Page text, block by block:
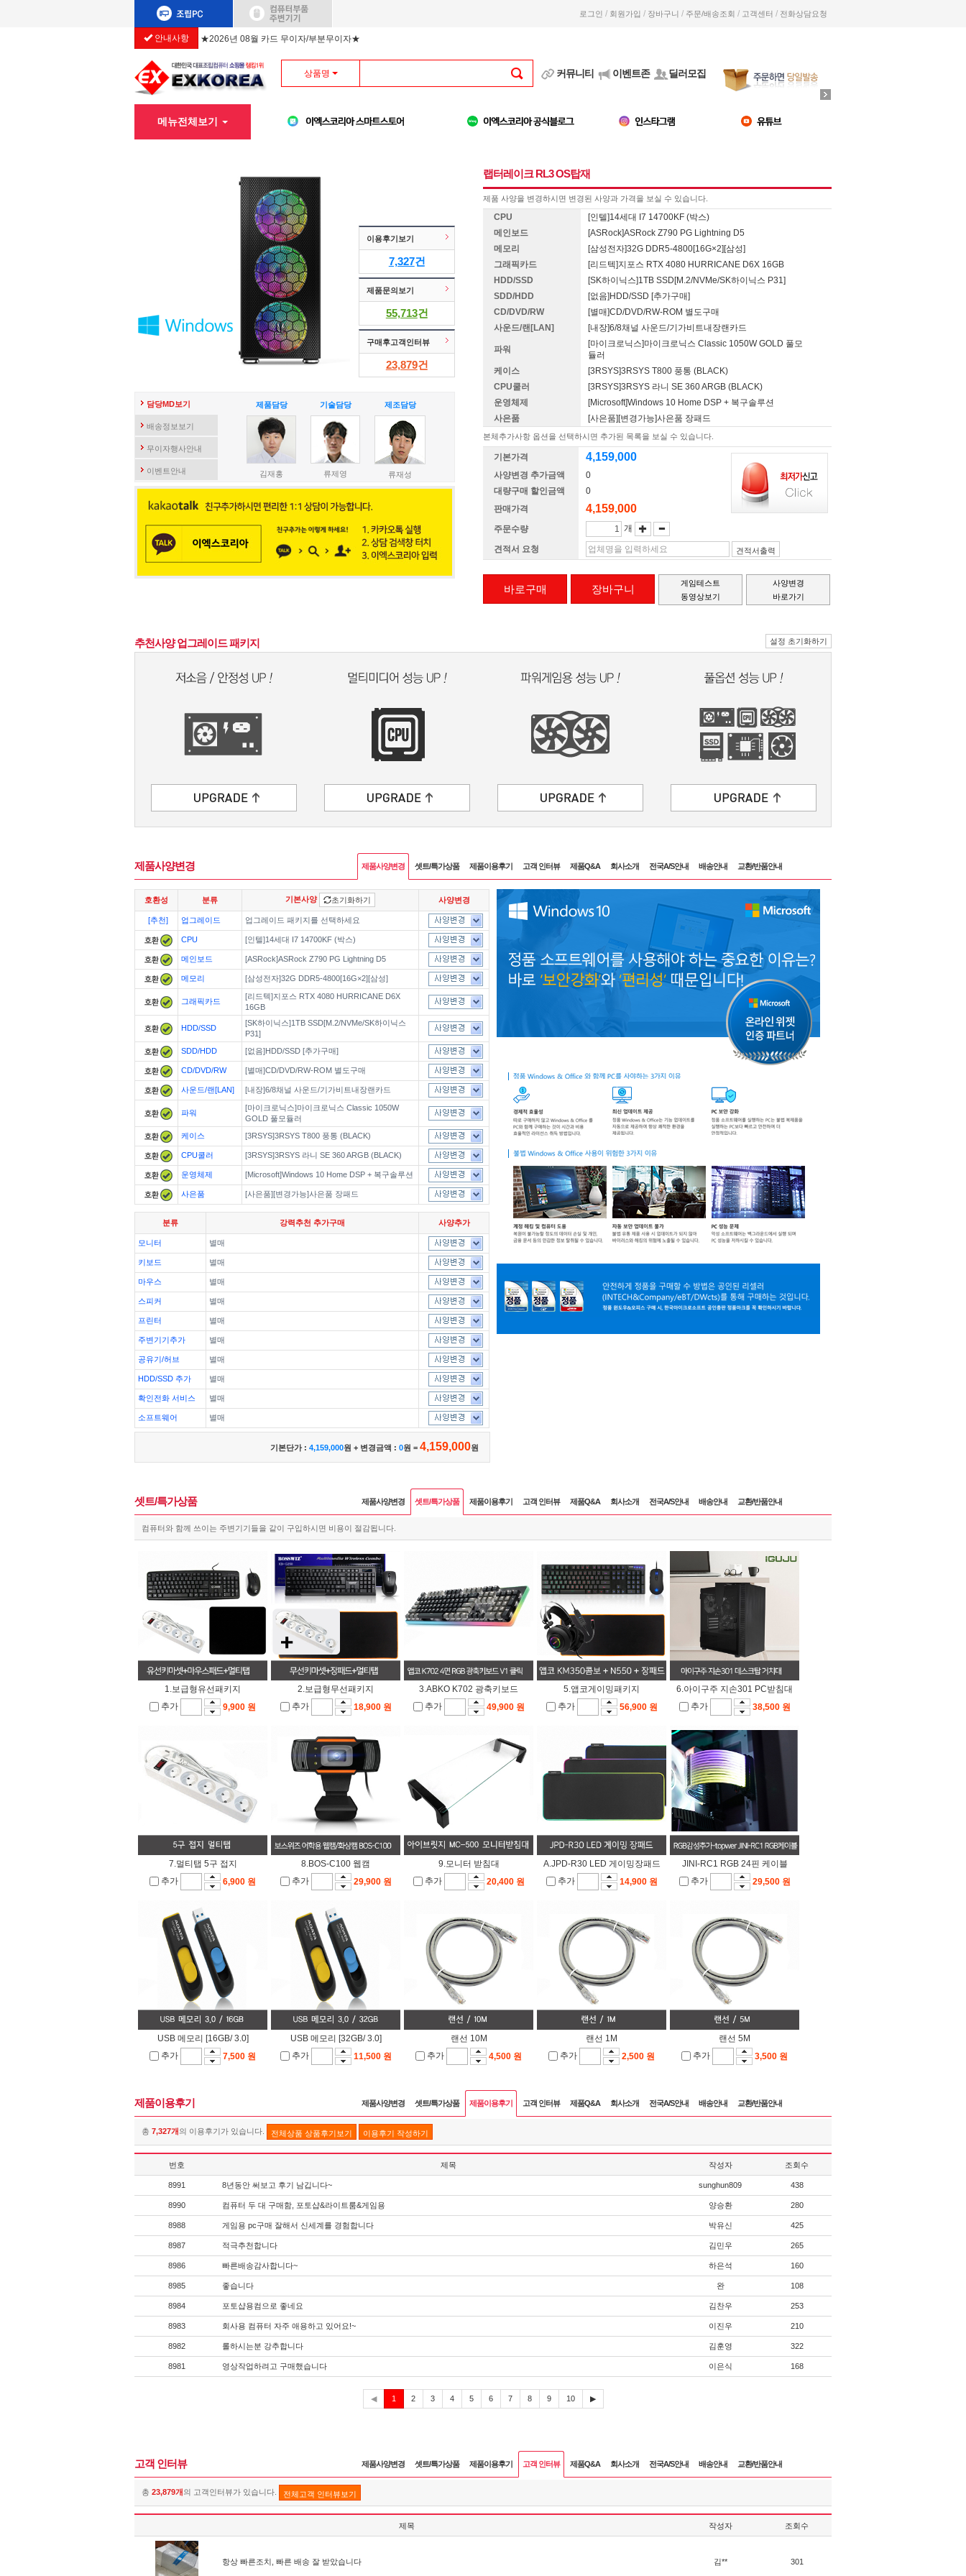
로그인 / 회원가입 / 장바구니 / 주문/배송조회 / 고객센터 / 전화상담요청
안내사항 ★2026년 08월 카드 무이자/부분무이자★
상품명 커뮤니티 이벤트존 딜러모집
메뉴전체보기
이용후기보기
7,327건
제품문의보기
55,713건
구매후고객인터뷰
23,879건
담당MD보기
배송정보보기
무이자행사안내
이벤트안내
제품담당
김재홍
기술담당
류제영
제조담당
류재성
랩터레이크 RL3 OS탑재
제품 사양을 변경하시면 변경된 사양과 가격을 보실 수 있습니다.
CPU
[인텔]14세대 I7 14700KF (박스)
메인보드
[ASRock]ASRock Z790 PG Lightning D5
메모리
[삼성전자]32G DDR5-4800[16G×2][삼성]
그래픽카드
[리드텍]지포스 RTX 4080 HURRICANE D6X 16GB
HDD/SSD
[SK하이닉스]1TB SSD[M.2/NVMe/SK하이닉스 P31]
SDD/HDD
[없음]HDD/SSD [추가구매]
CD/DVD/RW
[별매]CD/DVD/RW-ROM 별도구매
사운드/랜[LAN]
[내장]6/8채널 사운드/기가비트내장랜카드
파워
[마이크로닉스]마이크로닉스 Classic 1050W GOLD 풀모
듈러
케이스
[3RSYS]3RSYS T800 풍통 (BLACK)
CPU쿨러
[3RSYS]3RSYS 라니 SE 360 ARGB (BLACK)
운영체제
[Microsoft]Windows 10 Home DSP + 복구솔루션
사은품
[사은품][변경가능]사은품 장패드
본체추가사항 옵션을 선택하시면 추가된 목록을 보실 수 있습니다.
기본가격 4,159,000
사양변경 추가금액
0
대량구매 할인금액
0
판매가격
4,159,000
주문수량 개
견적서 요청 견적서출력
바로구매 장바구니
게임테스트
동영상보기
사양변경
바로가기
추천사양 업그레이드 패키지 설정 초기화하기
제품사양변경 제품사양변경 셋트/특가상품 제품이용후기 고객 인터뷰 제품Q&A 회사소개 전국A/S안내 배송안내 교환/반품안내
호환성 분류 기본사양 초기화하기 사양변경
[추천] 업그레이드 업그레이드 패키지를 선택하세요
CPU [인텔]14세대 I7 14700KF (박스)
메인보드 [ASRock]ASRock Z790 PG Lightning D5
메모리 [삼성전자]32G DDR5-4800[16G×2][삼성]
그래픽카드
[리드텍]지포스 RTX 4080 HURRICANE D6X
16GB
HDD/SSD
[SK하이닉스]1TB SSD[M.2/NVMe/SK하이닉스
P31]
SDD/HDD
[없음]HDD/SSD [추가구매]
CD/DVD/RW [별매]CD/DVD/RW-ROM 별도구매
사운드/랜[LAN] [내장]6/8채널 사운드/기가비트내장랜카드
파워
[마이크로닉스]마이크로닉스 Classic 1050W
GOLD 풀모듈러
케이스
[3RSYS]3RSYS T800 풍통 (BLACK)
CPU쿨러 [3RSYS]3RSYS 라니 SE 360 ARGB (BLACK)
운영체제 [Microsoft]Windows 10 Home DSP + 복구솔루션
사은품 [사은품][변경가능]사은품 장패드
분류 강력추천 추가구매 사양추가
모니터 별매
키보드 별매
마우스 별매
스피커 별매
프린터 별매
주변기기추가 별매
공유기/허브 별매
HDD/SSD 추가 별매
확인전화 서비스 별매
소프트웨어 별매
기본단가 : 4,159,000원 + 변경금액 : 0원 = 4,159,000원
셋트/특가상품 제품사양변경 셋트/특가상품 제품이용후기 고객 인터뷰 제품Q&A 회사소개 전국A/S안내 배송안내 교환/반품안내
컴퓨터와 함께 쓰이는 주변기기들을 같이 구입하시면 비용이 절감됩니다.
1.보급형유선패키지
추가
9,900 원
2.보급형무선패키지
추가
18,900 원
3.ABKO K702 광축키보드
추가
49,900 원
5.앱코게이밍패키지
추가
56,900 원
6.아이구주 지손301 PC받침대
추가
38,500 원
7.멀티탭 5구 접지
추가
6,900 원
8.BOS-C100 웹캠
추가
29,900 원
9.모니터 받침대
추가
20,400 원
A.JPD-R30 LED 게이밍장패드
추가
14,900 원
JINI-RC1 RGB 24핀 케이블
추가
29,500 원
USB 메모리 [16GB/ 3.0]
추가
7,500 원
USB 메모리 [32GB/ 3.0]
추가
11,500 원
랜선 10M
추가
4,500 원
랜선 1M
추가
2,500 원
랜선 5M
추가
3,500 원
제품이용후기 제품사양변경 셋트/특가상품 제품이용후기 고객 인터뷰 제품Q&A 회사소개 전국A/S안내 배송안내 교환/반품안내
총 7,327개의 이용후기가 있습니다. 전체상품 상품후기보기 이용후기 작성하기
번호 제목 작성자 조회수
8991 8년동안 써보고 후기 남깁니다~ sunghun809 438
8990 컴퓨터 두 대 구매함, 포토샵&라이트룸&게임용 양승환 280
8988 게임용 pc구매 잘해서 신세계를 경험합니다 박유신 425
8987 적극추천합니다 김민우 265
8986 빠른배송감사합니다~ 하은석 160
8985 좋습니다 완 108
8984 포토샵용컴으로 좋네요 김찬우 253
8983 회사용 컴퓨터 자주 애용하고 있어요!~ 이진우 210
8982 롤하시는분 강추합니다 김훈영 322
8981 영상작업하려고 구매했습니다 이은식 168
◀ 1
재
2 3 4 5 6 7 8 9 10 ▶
고객 인터뷰 제품사양변경 셋트/특가상품 제품이용후기 고객 인터뷰 제품Q&A 회사소개 전국A/S안내 배송안내 교환/반품안내
총 23,879개의 고객인터뷰가 있습니다. 전체고객 인터뷰보기
제목 작성자 조회수
항상 빠른조치, 빠른 배송 잘 받았습니다 김** 301